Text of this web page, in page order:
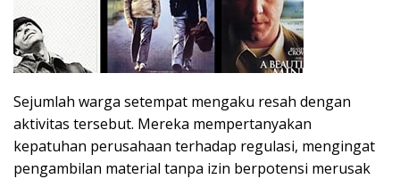
Sejumlah warga setempat mengaku resah dengan
aktivitas tersebut. Mereka mempertanyakan
kepatuhan perusahaan terhadap regulasi, mengingat
pengambilan material tanpa izin berpotensi merusak